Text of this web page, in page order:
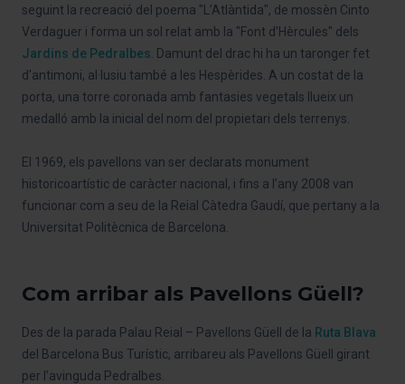
seguint la recreació del poema "L’Atlàntida", de mossèn Cinto
Verdaguer i forma un sol relat amb la "Font d’Hèrcules" dels
Jardins de Pedralbes . Damunt del drac hi ha un taronger fet
d'antimoni, al·lusiu també a les Hespèrides. A un costat de la
porta, una torre coronada amb fantasies vegetals llueix un
medalló amb la inicial del nom del propietari dels terrenys.
El 1969, els pavellons van ser declarats monument
historicoartístic de caràcter nacional, i fins a l’any 2008 van
funcionar com a seu de la Reial Càtedra Gaudí, que pertany a la
Universitat Politècnica de Barcelona.
Com arribar als Pavellons Güell?
Des de la parada Palau Reial – Pavellons Güell de la Ruta Blava
del Barcelona Bus Turístic, arribareu als Pavellons Güell girant
per l’avinguda Pedralbes.